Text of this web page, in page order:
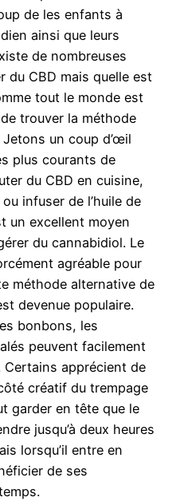
de les enfants à
ainsi que leurs
de nombreuses
du CBD mais quelle est
tout le monde est
trouver la méthode
un coup d’œil
plus courants de
du CBD en cuisine,
infuser de l’huile de
un excellent moyen
du cannabidiol. Le
agréable pour
méthode alternative de
devenue populaire.
bonbons, les
peuvent facilement
Certains apprécient de
créatif du trempage
garder en tête que le
jusqu’à deux heures
lorsqu’il entre en
de ses